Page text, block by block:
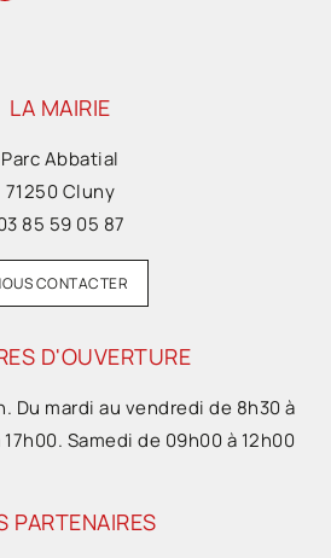
LA MAIRIE
Parc Abbatial
71250 Cluny
85 59 05 87
CONTACTER
D'OUVERTURE
Du mardi au vendredi de 8h30 à
Samedi de 09h00 à 12h00
PARTENAIRES